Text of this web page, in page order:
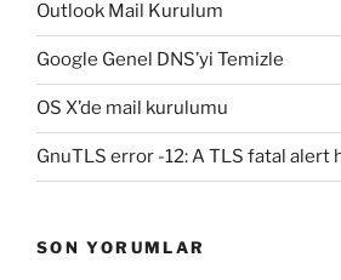
Outlook Mail Kurulum
Google Genel DNS’yi Temizle
OS X’de mail kurulumu
GnuTLS error -12: A TLS fatal alert
SON YORUMLAR